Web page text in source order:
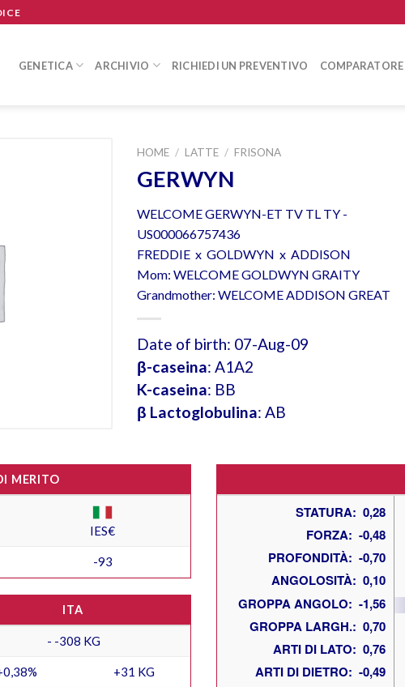
GENETICA ARCHIVIO RICHIEDI UN PREVENTIVO COMPARATORE
HOME / LATTE / FRISONA
GERWYN
WELCOME GERWYN-ET TV TL TY -
US000066757436
FREDDIE x GOLDWYN x ADDISON
Mom: WELCOME GOLDWYN GRAITY
Grandmother: WELCOME ADDISON GREAT
Date of birth: 07-Aug-09
β-caseina: A1A2
K-caseina: BB
β Lactoglobulina: AB
MERITO
IES€
-93
ITA
- -308 KG
+31 KG